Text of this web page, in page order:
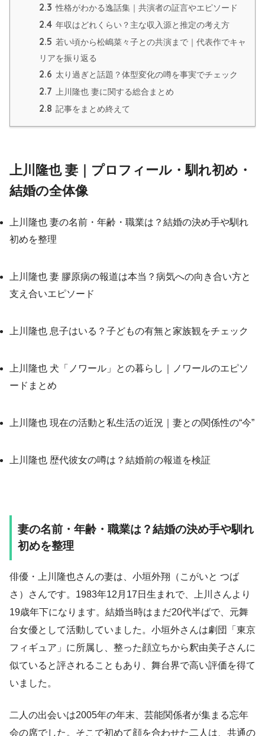
2.3 性格がわかる逸話集｜共演者の証言やエピソード
2.4 年収はどれくらい？主な収入源と推定の考え方
2.5 若い頃から松嶋菜々子との共演まで｜代表作でキャ
リアを振り返る
2.6 太り過ぎと話題？体型変化の噂を事実でチェック
2.7 上川隆也 妻に関する総合まとめ
2.8 記事をまとめ終えて
上川隆也 妻｜プロフィール・馴れ初め・
結婚の全体像
上川隆也 妻の名前・年齢・職業は？結婚の決め手や馴れ
初めを整理
上川隆也 妻 膠原病の報道は本当？病気への向き合い方と
支え合いエピソード
上川隆也 息子はいる？子どもの有無と家族観をチェック
上川隆也 犬「ノワール」との暮らし｜ノワールのエピソ
ードまとめ
上川隆也 現在の活動と私生活の近況｜妻との関係性の“今”
上川隆也 歴代彼女の噂は？結婚前の報道を検証
妻の名前・年齢・職業は？結婚の決め手や馴れ
初めを整理
俳優・上川隆也さんの妻は、小垣外翔（こがいと つば
さ）さんです。1983年12月17日生まれで、上川さんより
19歳年下になります。結婚当時はまだ20代半ばで、元舞
台女優として活動していました。小垣外さんは劇団「東京
フィギュア」に所属し、整った顔立ちから釈由美子さんに
似ていると評されることもあり、舞台界で高い評価を得て
いました。
二人の出会いは2005年の年末、芸能関係者が集まる忘年
会の席でした。そこで初めて顔を合わせた二人は、共通の